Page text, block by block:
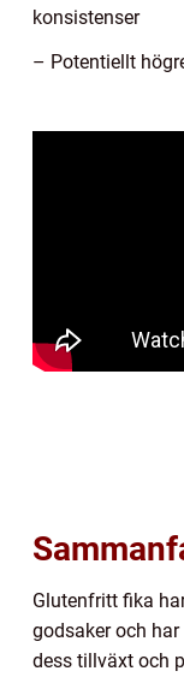
konsistenser
– Potentiellt
Glutenfritt fika
godsaker och
dess tillväxt och